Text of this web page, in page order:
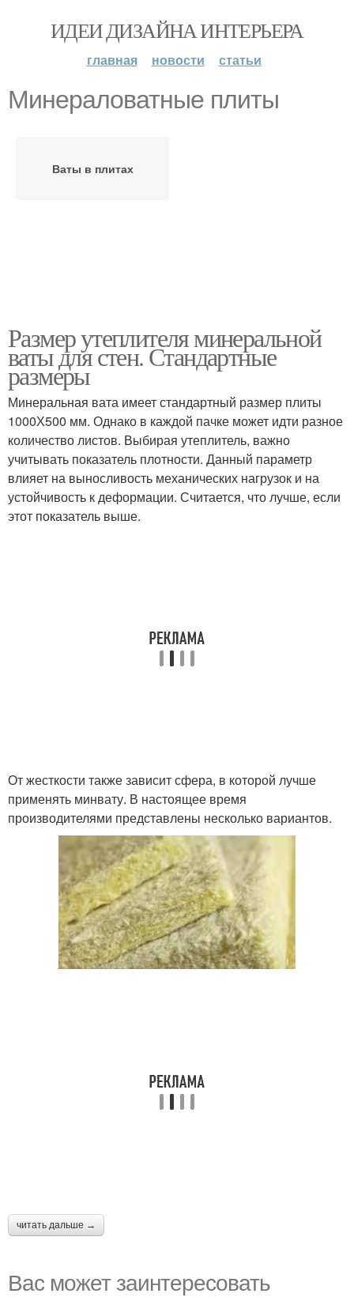
ИДЕИ ДИЗАЙНА ИНТЕРЬЕРА
главная новости статьи
Минераловатные плиты
Ваты в плитах
Размер утеплителя минеральной
ваты для стен. Стандартные
размеры
Минеральная вата имеет стандартный размер плиты
1000Х500 мм. Однако в каждой пачке может идти разное
количество листов. Выбирая утеплитель, важно
учитывать показатель плотности. Данный параметр
влияет на выносливость механических нагрузок и на
устойчивость к деформации. Считается, что лучше, если
этот показатель выше.
От жесткости также зависит сфера, в которой лучше
применять минвату. В настоящее время
производителями представлены несколько вариантов.
читать дальше →
Вас может заинтересовать